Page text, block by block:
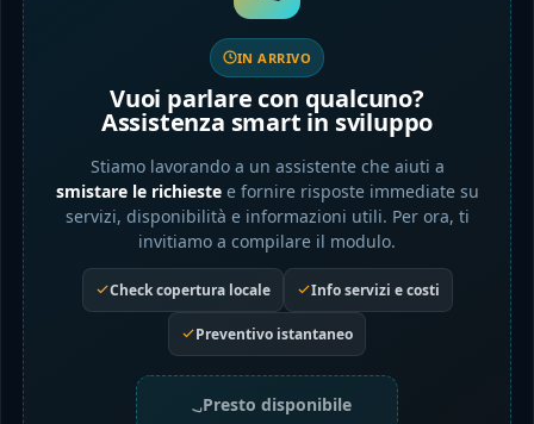
IN ARRIVO
Vuoi parlare con qualcuno?
Assistenza smart in sviluppo
Stiamo lavorando a un assistente che aiuti a
smistare le richiestee fornire risposte immediate su
servizi, disponibilità e informazioni utili. Per ora, ti
invitiamo a compilare il modulo.
Check copertura locale Info servizi e costi
Preventivo istantaneo
Presto disponibile